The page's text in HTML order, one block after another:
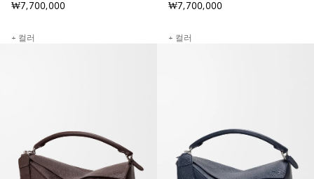
₩7,700,000
+ 컬러
₩7,700,000
+ 컬러